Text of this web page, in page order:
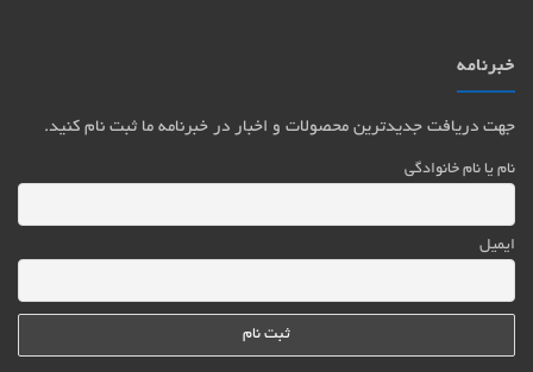
خبرنامه
جهت دریافت جدیدترین محصولات و اخبار در خبرنامه ما ثبت نام کنید.
نام یا نام خانوادگی
ایمیل